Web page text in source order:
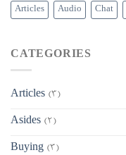
Articles Audio Chat
CATEGORIES
Articles (3)
Asides (2)
Buying (3)